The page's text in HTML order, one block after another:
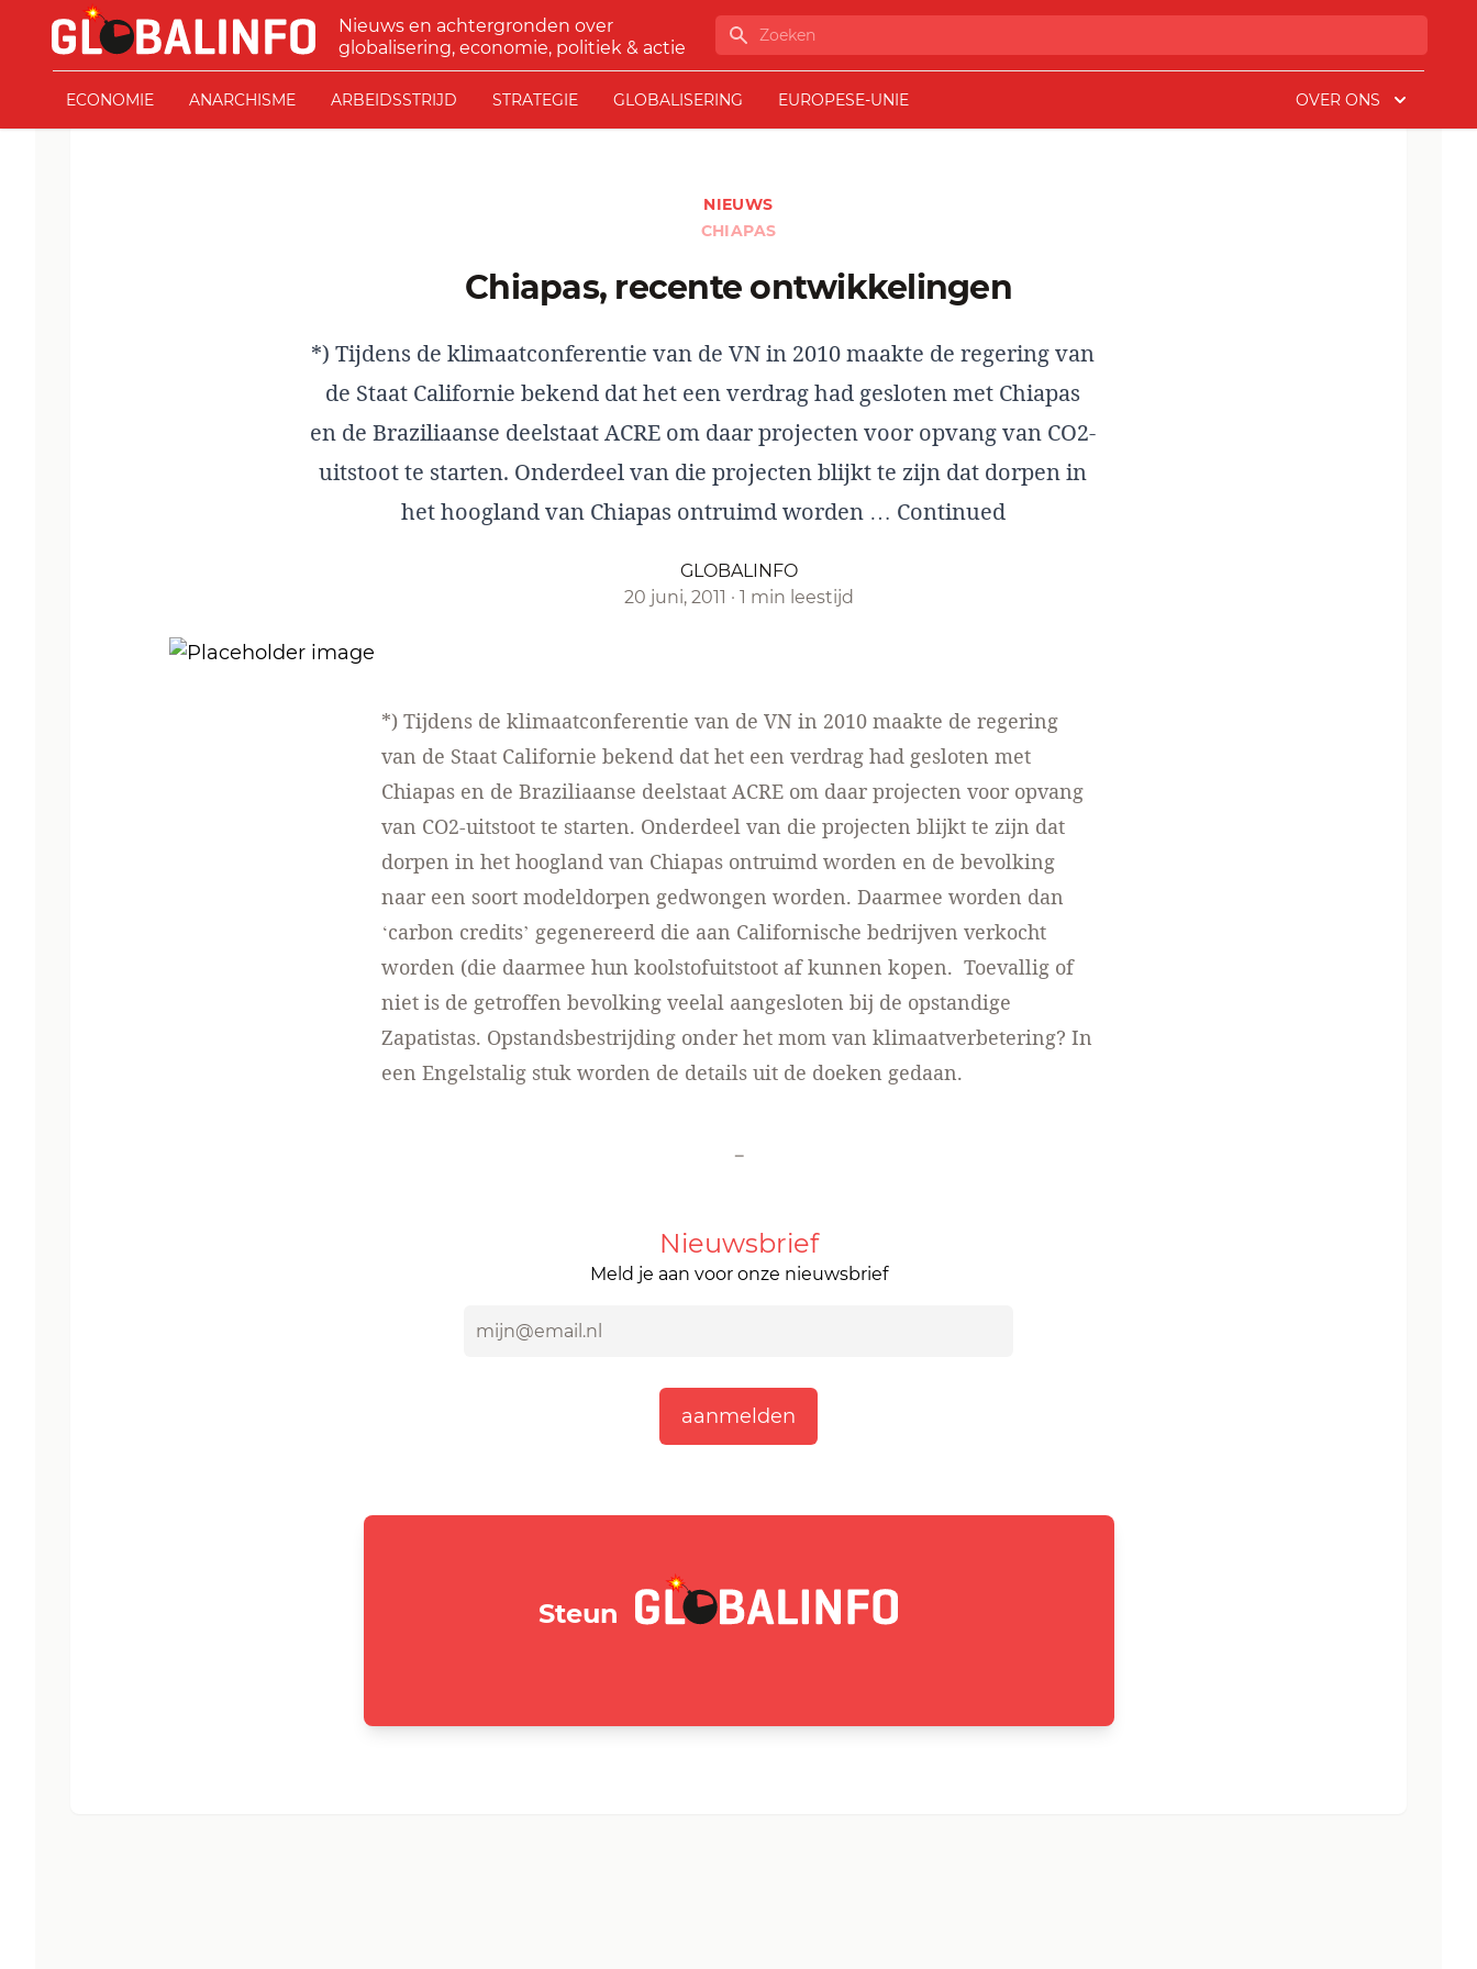
Ga naar de inhoud
GLOBALINFO
Nieuws en achtergronden over
globalisering, economie, politiek & actie
Zoeken
ECONOMIE ANARCHISME ARBEIDSSTRIJD STRATEGIE GLOBALISERING EUROPESE-UNIE OVER ONS
NIEUWS
CHIAPAS
Chiapas, recente ontwikkelingen
*) Tijdens de klimaatconferentie van de VN in 2010 maakte de regering van
de Staat Californie bekend dat het een verdrag had gesloten met Chiapas
en de Braziliaanse deelstaat ACRE om daar projecten voor opvang van CO2-
uitstoot te starten. Onderdeel van die projecten blijkt te zijn dat dorpen in
het hoogland van Chiapas ontruimd worden … Continued
GLOBALINFO
20 juni, 2011 · 1 min leestijd
*) Tijdens de klimaatconferentie van de VN in 2010 maakte de regering
van de Staat Californie bekend dat het een verdrag had gesloten met
Chiapas en de Braziliaanse deelstaat ACRE om daar projecten voor opvang
van CO2-uitstoot te starten. Onderdeel van die projecten blijkt te zijn dat
dorpen in het hoogland van Chiapas ontruimd worden en de bevolking
naar een soort modeldorpen gedwongen worden. Daarmee worden dan
‘carbon credits’ gegenereerd die aan Californische bedrijven verkocht
worden (die daarmee hun koolstofuitstoot af kunnen kopen. Toevallig of
niet is de getroffen bevolking veelal aangesloten bij de opstandige
Zapatistas. Opstandsbestrijding onder het mom van klimaatverbetering? In
een Engelstalig stuk worden de details uit de doeken gedaan.
-
Nieuwsbrief
Meld je aan voor onze nieuwsbrief
Steun GLOBALINFO.nl